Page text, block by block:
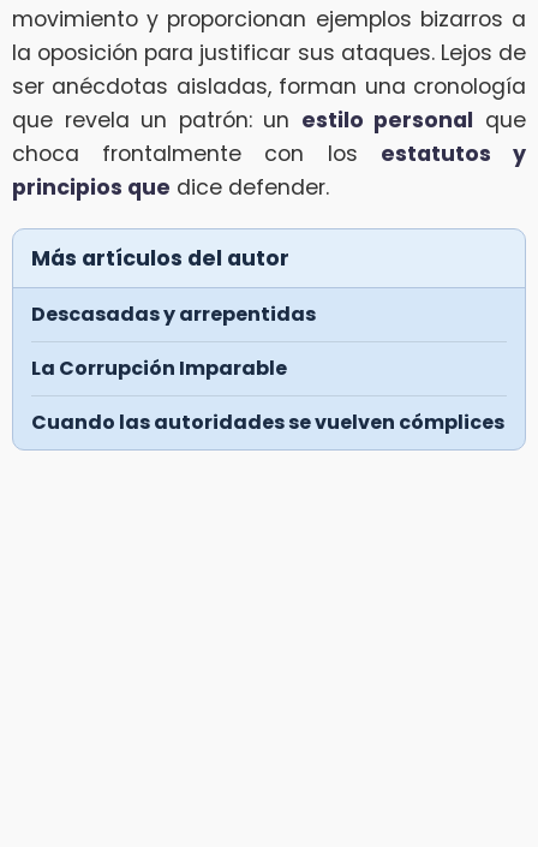
movimiento y proporcionan ejemplos bizarros a
la oposición para justificar sus ataques. Lejos de
ser anécdotas aisladas, forman una cronología
que revela un patrón: un estilo personal que
choca frontalmente con los estatutos y
principios que dice defender.
Más artículos del autor
Descasadas y arrepentidas
La Corrupción Imparable
Cuando las autoridades se vuelven cómplices